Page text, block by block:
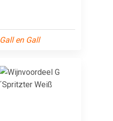
Gall en Gall